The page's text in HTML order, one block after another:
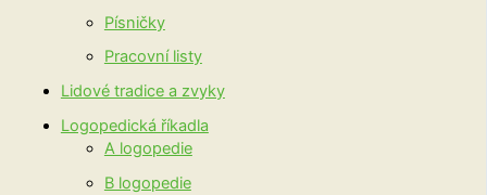
Písničky
Pracovní listy
Lidové tradice a zvyky
Logopedická říkadla
A logopedie
B logopedie